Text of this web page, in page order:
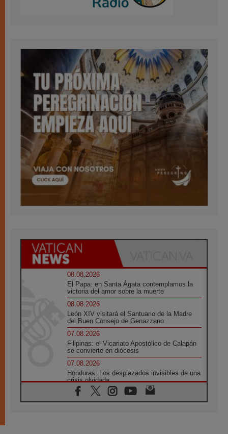
08.08.2026
El Papa: en Santa Ágata contemplamos la
victoria del amor sobre la muerte
08.08.2026
León XIV visitará el Santuario de la Madre
del Buen Consejo de Genazzano
07.08.2026
Filipinas: el Vicariato Apostólico de Calapán
se convierte en diócesis
07.08.2026
Honduras: Los desplazados invisibles de una
crisis olvidada
07.08.2026
Bokalic: "En Argentina el Papa León señalará